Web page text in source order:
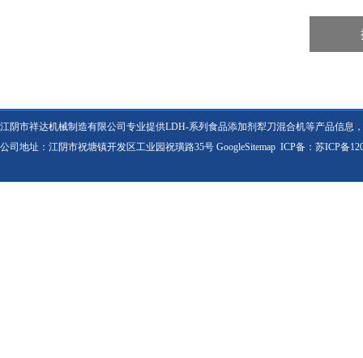
江阴市祥达机械制造有限公司专业提供LDH-系列食品添加剂犁刀混合机等产品信息
公司地址：江阴市祝塘镇开发区工业园祝璜路35号 GoogleSitemap ICP备： 苏ICP备